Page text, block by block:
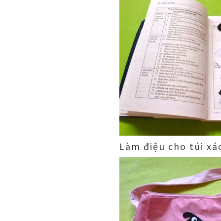
Làm điệu cho túi